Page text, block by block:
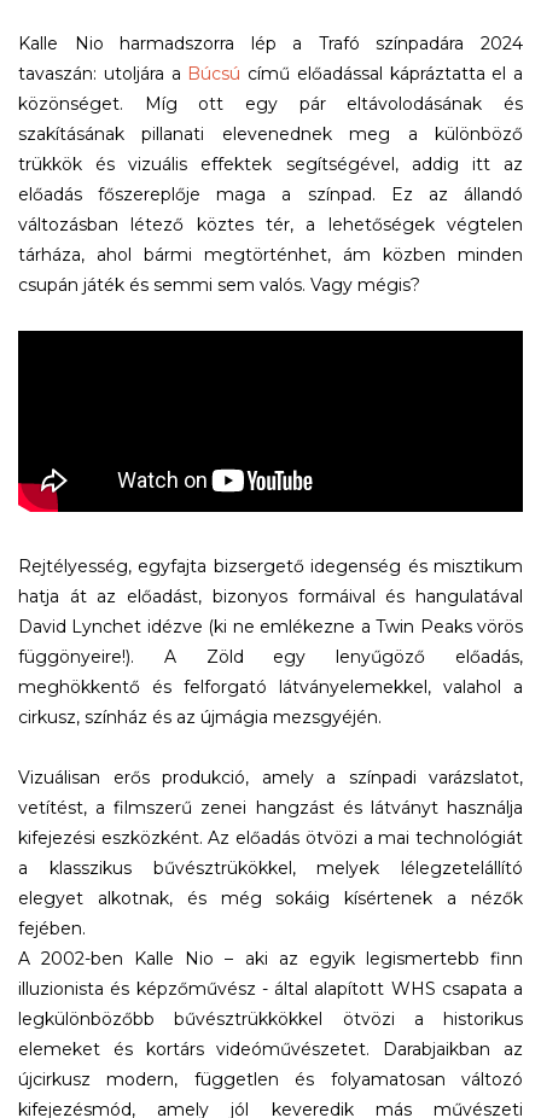
Kalle Nio harmadszorra lép a Trafó színpadára 2024
tavaszán: utoljára a Búcsú című előadással kápráztatta el a
közönséget. Míg ott egy pár eltávolodásának és
szakításának pillanati elevenednek meg a különböző
trükkök és vizuális effektek segítségével, addig itt az
előadás főszereplője maga a színpad. Ez az állandó
változásban létező köztes tér, a lehetőségek végtelen
tárháza, ahol bármi megtörténhet, ám közben minden
csupán játék és semmi sem valós. Vagy mégis?
Rejtélyesség, egyfajta bizsergető idegenség és misztikum
hatja át az előadást, bizonyos formáival és hangulatával
David Lynchet idézve (ki ne emlékezne a Twin Peaks vörös
függönyeire!). A Zöld egy lenyűgöző előadás,
meghökkentő és felforgató látványelemekkel, valahol a
cirkusz, színház és az újmágia mezsgyéjén.
Vizuálisan erős produkció, amely a színpadi varázslatot,
vetítést, a filmszerű zenei hangzást és látványt használja
kifejezési eszközként. Az előadás ötvözi a mai technológiát
a klasszikus bűvésztrükökkel, melyek lélegzetelállító
elegyet alkotnak, és még sokáig kísértenek a nézők
fejében.
A 2002-ben Kalle Nio – aki az egyik legismertebb finn
illuzionista és képzőművész - által alapított WHS csapata a
legkülönbözőbb bűvésztrükkökkel ötvözi a historikus
elemeket és kortárs videóművészetet. Darabjaikban az
újcirkusz modern, független és folyamatosan változó
kifejezésmód, amely jól keveredik más művészeti